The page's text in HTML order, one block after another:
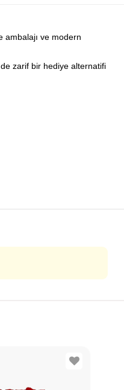
ambalajı ve modern
zarif bir hediye alternatifi